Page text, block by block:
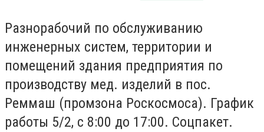
Разнорабочий по обслуживанию
инженерных систем, территории и
помещений здания предприятия по
производству мед. изделий в пос.
Реммаш (промзона Роскосмоса). График
работы 5/2, с 8:00 до 17:00. Соцпакет.